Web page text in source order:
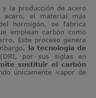
y la producción de acero
el material más
hormigón, se fabrica
emplean carbón como
Este proceso genera
la tecnología de
por sus siglas en
sustituir el carbón
únicamente vapor de